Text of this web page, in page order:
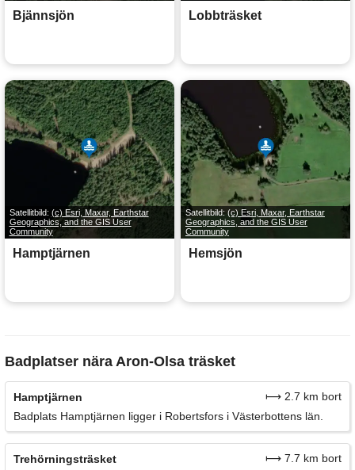
Bjännsjön Lobbträsket
Satellitbild: (c) Esri, Maxar, Earthstar
Geographics, and the GIS User
Community
Hamptjärnen
Satellitbild: (c) Esri, Maxar, Earthstar
Geographics, and the GIS User
Community
Hemsjön
Badplatser nära Aron-Olsa träsket
Hamptjärnen
⟼ 2.7 km bort
Badplats Hamptjärnen ligger i Robertsfors i Västerbottens län.
Trehörningsträsket
⟼ 7.7 km bort